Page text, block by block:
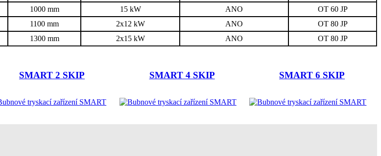
1000 mm 15 kW ANO
OT 60 JP
1100 mm 2x12 kW ANO
OT 80 JP
1300 mm 2x15 kW ANO OT 80 JP
SMART 2 SKIP SMART 4 SKIP SMART 6 SKIP